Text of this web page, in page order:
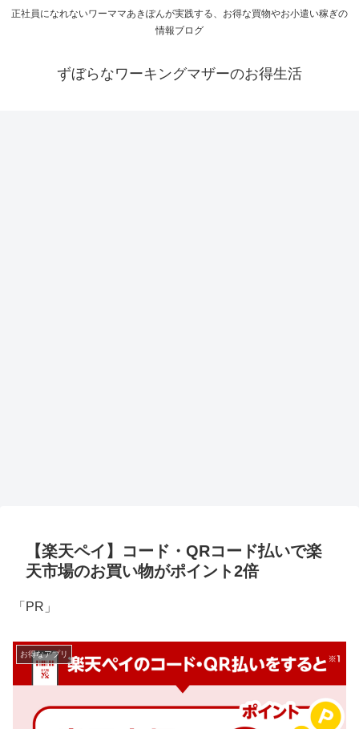
正社員になれないワーママあきぽんが実践する、お得な買物やお小遣い稼ぎの
情報ブログ
ずぼらなワーキングマザーのお得生活
【楽天ペイ】コード・QRコード払いで楽
天市場のお買い物がポイント2倍
「PR」
お得なアプリ